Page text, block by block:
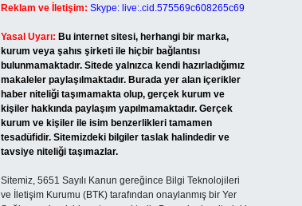
Reklam ve İletişim: Skype: live:.cid.575569c608265c69
Yasal Uyarı: Bu internet sitesi, herhangi bir marka,
kurum veya şahıs şirketi ile hiçbir bağlantısı
bulunmamaktadır. Sitede yalnızca kendi hazırladığımız
makaleler paylaşılmaktadır. Burada yer alan içerikler
haber niteliği taşımamakta olup, gerçek kurum ve
kişiler hakkında paylaşım yapılmamaktadır. Gerçek
kurum ve kişiler ile isim benzerlikleri tamamen
tesadüfidir. Sitemizdeki bilgiler taslak halindedir ve
tavsiye niteliği taşımazlar.
Sitemiz, 5651 Sayılı Kanun gereğince Bilgi Teknolojileri
ve İletişim Kurumu (BTK) tarafından onaylanmış bir Yer